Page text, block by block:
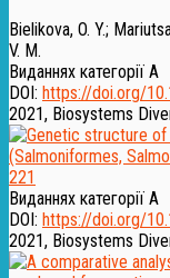
Bielikova, O. Y.;
V. M.
Виданнях категорії А
DOI: https://doi.org/
2021, Biosystems
221
Виданнях категорії А
DOI: https://doi.org/
2021, Biosystems